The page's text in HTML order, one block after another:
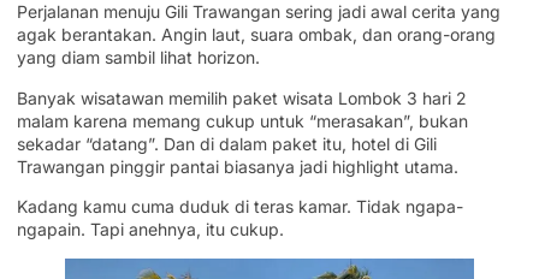
Perjalanan menuju Gili Trawangan sering jadi awal cerita yang
agak berantakan. Angin laut, suara ombak, dan orang-orang
yang diam sambil lihat horizon.
Banyak wisatawan memilih paket wisata Lombok 3 hari 2
malam karena memang cukup untuk “merasakan”, bukan
sekadar “datang”. Dan di dalam paket itu, hotel di Gili
Trawangan pinggir pantai biasanya jadi highlight utama.
Kadang kamu cuma duduk di teras kamar. Tidak ngapa-
ngapain. Tapi anehnya, itu cukup.